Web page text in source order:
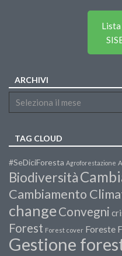
ARCHIVI
TAG CLOUD
#SeDiciForesta Agroforestazione
Biodiversità
Cambiamento
changeConvegni
Forest Forest cover Foreste
Gestione